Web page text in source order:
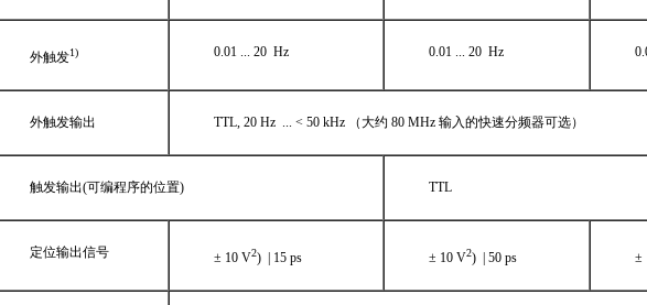
外触发1) 0.01 ... 20 Hz 0.01 ... 20 Hz
外触发输出 TTL, 20 Hz ... < 50 kHz （大约 80 MHz 输入的快速分频器可选）
触发输出(可编程序的位置) TTL
定位输出信号 ± 10 V2) | 15 ps ± 10 V2) | 50 ps ±